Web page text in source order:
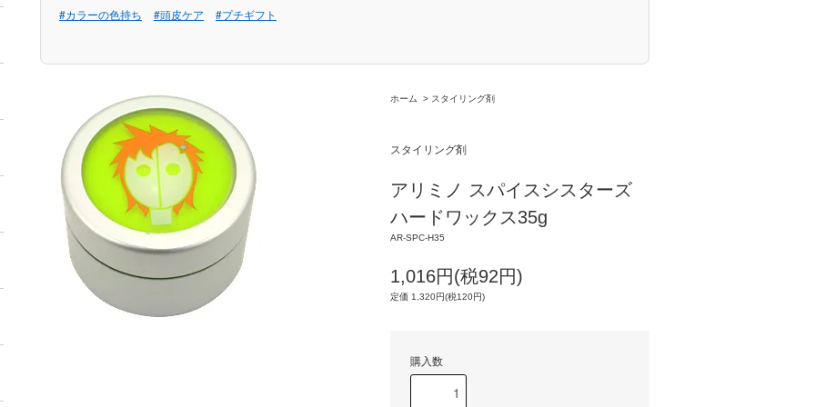
#カラーの色持ち #頭皮ケア #プチギフト
ホーム > スタイリング剤
スタイリング剤
アリミノ スパイスシスターズ
ハードワックス35g
AR-SPC-H35
1,016円(税92円)
定価 1,320円(税120円)
購入数